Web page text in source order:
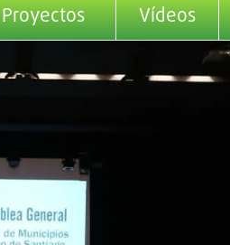
Proyectos Vídeos